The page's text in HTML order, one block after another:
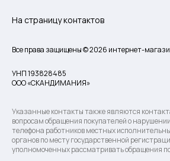
На страницу контактов
Все права защищены © 2026 интернет-
УНП 193828485
ООО «СКАНДИМАНИЯ»
Указанные контакты также являются
вопросам обращения покупателей о
телефона работников местных
органов по месту государственной
уполномоченных рассматривать обращения